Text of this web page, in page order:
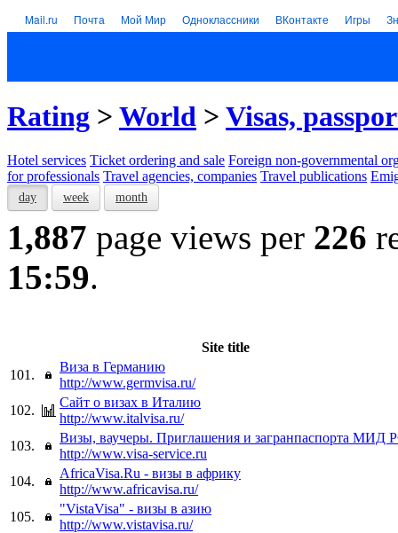
Mail.ru Почта Мой Мир Одноклассники ВКонтакте Игры
Rating > World > Visas,
Hotel services Тicket ordering and sale Foreign non-governmental
for professionals Travel agencies, companies Travel publications
day week month
1,887 page views per 226
15:59.
Site title
101.
Виза в Германию
http://www.germvisa.ru/
102.
Сайт о визах в Италию
http://www.italvisa.ru/
103.
Визы, ваучеры. Приглашения и загранпаспорта МИД
http://www.visa-service.ru
104.
AfricaVisa.Ru - визы в африку
http://www.africavisa.ru/
105.
"VistaVisa" - визы в азию
http://www.vistavisa.ru/